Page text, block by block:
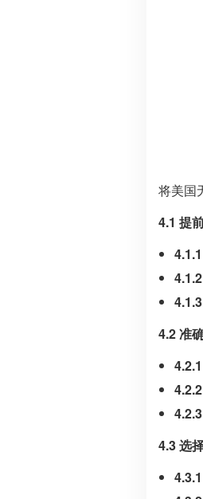
将美国
4.1 提
4.2 准
4.3 选